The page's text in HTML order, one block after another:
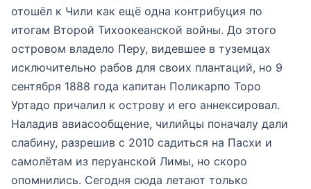
отошёл к Чили как ещё одна контрибуция по
итогам Второй Тихоокеанской войны. До этого
островом владело Перу, видевшее в туземцах
исключительно рабов для своих плантаций, но 9
сентября 1888 года капитан Поликарпо Торо
Уртадо причалил к острову и его аннексировал.
Наладив авиасообщение, чилийцы поначалу дали
слабину, разрешив с 2010 садиться на Пасхи и
самолётам из перуанской Лимы, но скоро
опомнились. Сегодня сюда летают только